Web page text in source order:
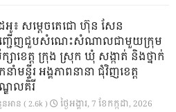
េអូ៖ សម្តេចតេជោ ហ៊ុន សែន
ជើញជួបសំណេះសំណាលជាមួយក្រុម
សាខេត្ត ក្រុង ស្រុក ឃុំ សង្កាត់ និងថ្នាក់
ាំមន្ទីរ អង្គភាពនានា ជុំវិញខេត្ត
ឌលគិរី
អាន ( 2.6k ) ថ្ងៃ​អង្គារ, 7 ខែ​កក្កដា, 2026